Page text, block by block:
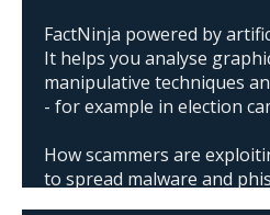
FactNinja powered by
It helps you analyse
manipulative techniques
- for example in election
How scammers are
to spread malware and